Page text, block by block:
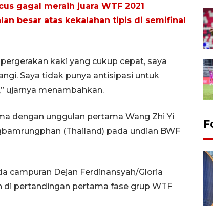
gagal meraih juara WTF 2021
besar atas kekalahan tipis di semifinal
kaki yang cukup cepat, saya
Saya tidak punya antisipasi untuk
ujarnya menambahkan.
dengan unggulan pertama Wang Zhi Yi
(Thailand) pada undian BWF
campuran Dejan Ferdinansyah/Gloria
di pertandingan pertama fase grup WTF